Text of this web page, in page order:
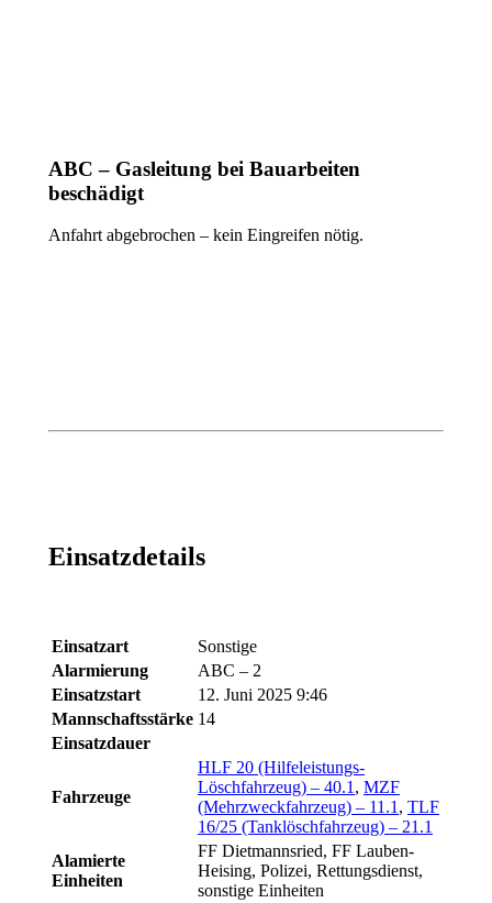
ABC – Gasleitung bei Bauarbeiten
beschädigt
Anfahrt abgebrochen – kein Eingreifen nötig.
Einsatzdetails
Einsatzart
Sonstige
Alarmierung
ABC – 2
Einsatzstart
12. Juni 2025 9:46
Mannschaftsstärke 14
Einsatzdauer
Fahrzeuge
HLF 20 (Hilfeleistungs-
Löschfahrzeug) – 40.1 , MZF
(Mehrzweckfahrzeug) – 11.1 , TLF
16/25 (Tanklöschfahrzeug) – 21.1
Alamierte
Einheiten
FF Dietmannsried, FF Lauben-
Heising, Polizei, Rettungsdienst,
sonstige Einheiten